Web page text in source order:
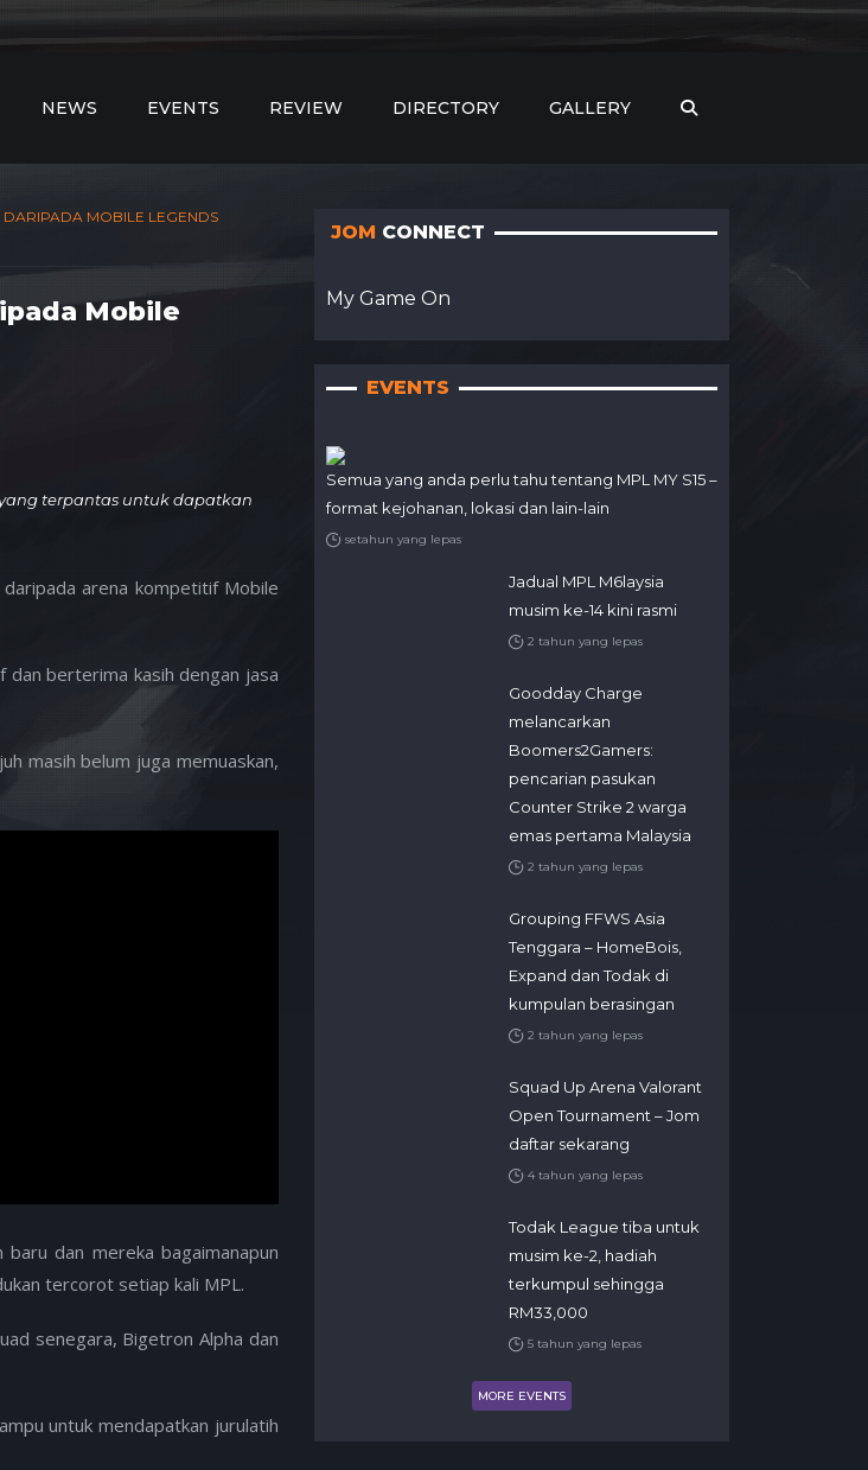
NEWS EVENTS REVIEW DIRECTORY GALLERY
MOBILE LEGENDS
Mobile
terpantas untuk dapatkan
daripada arena kompetitif Mobile
dan berterima kasih dengan jasa
masih belum juga memuaskan,
dan mereka bagaimanapun
tercorot setiap kali MPL.
senegara, Bigetron Alpha dan
untuk mendapatkan jurulatih
JOM CONNECT
My Game On
EVENTS
Semua yang anda perlu tahu tentang MPL MY S15 –
format kejohanan, lokasi dan lain-lain
setahun yang lepas
Jadual MPL M6laysia
musim ke-14 kini rasmi
2 tahun yang lepas
Goodday Charge
melancarkan
Boomers2Gamers:
pencarian pasukan
Counter Strike 2 warga
emas pertama Malaysia
2 tahun yang lepas
Grouping FFWS Asia
Tenggara – HomeBois,
Expand dan Todak di
kumpulan berasingan
2 tahun yang lepas
Squad Up Arena Valorant
Open Tournament – Jom
daftar sekarang
4 tahun yang lepas
Todak League tiba untuk
musim ke-2, hadiah
terkumpul sehingga
RM33,000
5 tahun yang lepas
MORE EVENTS